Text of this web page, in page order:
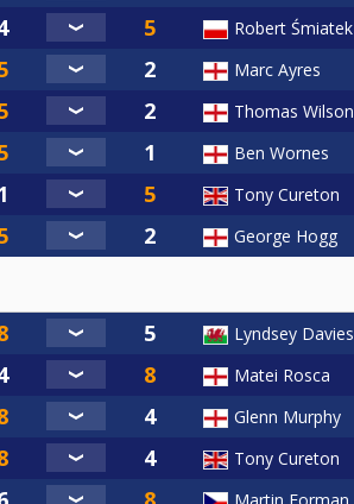
Robert Śmiatek
Marc Ayres
Thomas Wilson
Ben Wornes
Tony Cureton
George Hogg
Lyndsey Davies
Matei Rosca
Glenn Murphy
Tony Cureton